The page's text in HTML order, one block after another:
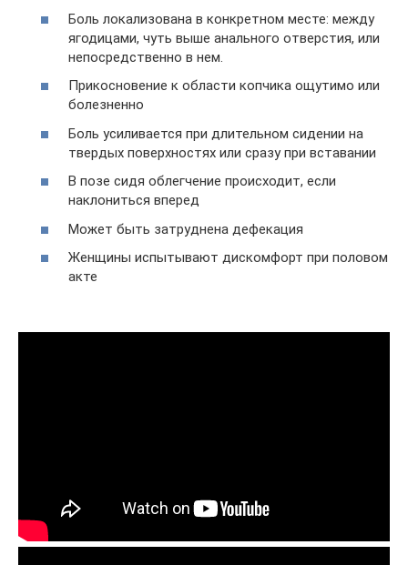
Боль локализована в конкретном месте: между
ягодицами, чуть выше анального отверстия, или
непосредственно в нем.
Прикосновение к области копчика ощутимо или
болезненно
Боль усиливается при длительном сидении на
твердых поверхностях или сразу при вставании
В позе сидя облегчение происходит, если
наклониться вперед
Может быть затруднена дефекация
Женщины испытывают дискомфорт при половом
акте